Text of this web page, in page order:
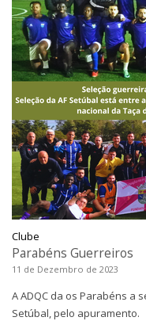
Clube
Parabéns Guerreiros
11 de Dezembro de 2023
A ADQC da os Parabéns a
Setúbal, pelo apuramento.